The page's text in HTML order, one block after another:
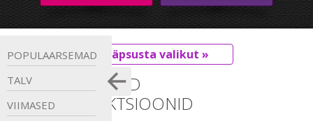
POPULAARSEMAD
TALV
VIIMASED
Täpsusta valikut »
KLASSIKALISED
REPRODUKTSIOONID